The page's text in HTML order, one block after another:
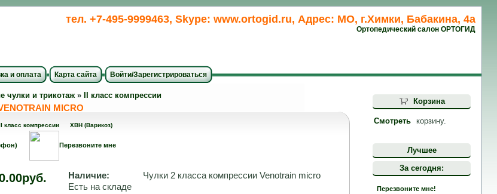
тел. +7-495-9999463, Skype: www.ortogid.ru, Адрес: МО, г.Химки, Бабакина, 4а
Ортопедический салон ОРТОГИД
и оплата Карта сайта Войти/Зарегистрироваться
чулки и трикотаж» II класс компрессии
MICRO
II класс компрессии ХВН (Варикоз)
Перезвоните мне
Наличие:
Есть на складе
Чулки 2 класса компрессии Venotrain micro
Корзина
Смотреть корзину.
Лучшее
За сегодня:
Перезвоните мне!